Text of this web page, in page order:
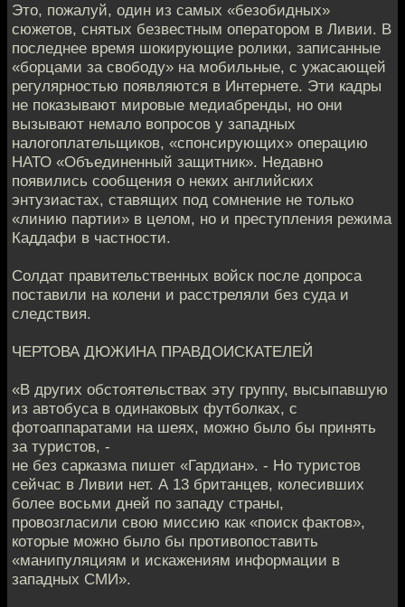
Это, пожалуй, один из самых «безобидных»
сюжетов, снятых безвестным оператором в Ливии. В
последнее время шокирующие ролики, записанные
«борцами за свободу» на мобильные, с ужасающей
регулярностью появляются в Интернете. Эти кадры
не показывают мировые медиабренды, но они
вызывают немало вопросов у западных
налогоплательщиков, «спонсирующих» операцию
НАТО «Объединенный защитник». Недавно
появились сообщения о неких английских
энтузиастах, ставящих под сомнение не только
«линию партии» в целом, но и преступления режима
Каддафи в частности.
Солдат правительственных войск после допроса
поставили на колени и расстреляли без суда и
следствия.
ЧЕРТОВА ДЮЖИНА ПРАВДОИСКАТЕЛЕЙ
«В других обстоятельствах эту группу, высыпавшую
из автобуса в одинаковых футболках, с
фотоаппаратами на шеях, можно было бы принять
за туристов, -
не без сарказма пишет «Гардиан». - Но туристов
сейчас в Ливии нет. А 13 британцев, колесивших
более восьми дней по западу страны,
провозгласили свою миссию как «поиск фактов»,
которые можно было бы противопоставить
«манипуляциям и искажениям информации в
западных СМИ».